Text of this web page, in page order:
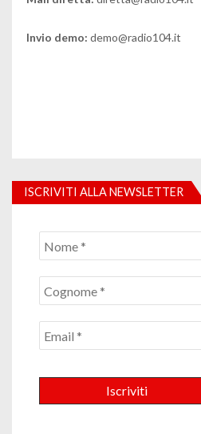
Invio demo: demo@radio104.it
ISCRIVITI ALLA NEWSLETTER